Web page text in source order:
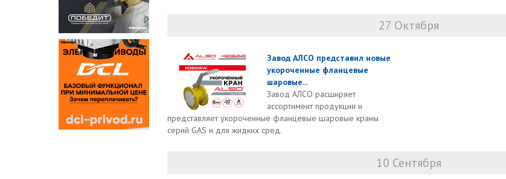
27 Октября
Завод АЛСО представил новые
укороченные фланцевые
шаровые...
Завод АЛСО расширяет
ассортимент продукции и
представляет укороченные фланцевые шаровые краны
серий GAS и для жидких сред.
10 Сентября